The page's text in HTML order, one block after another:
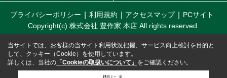
プライバシーポリシー 利用規約 アクセスマップ
PCサイト
Copyright(c) 株式会社 豊作家 本店 All rights reserved.
当サイトでは、お客様の当サイト利用状況把握、サービス向上検討を目的と
して、クッキー（Cookie）を使用しています。
詳しくは、当社の 「Cookieの取扱いについて」 をご確認ください。